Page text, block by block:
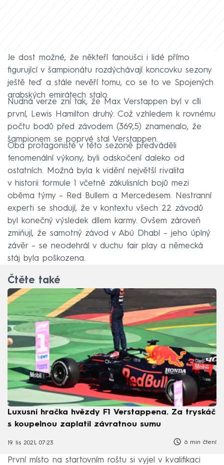
Je dost možné, že někteří fanoušci i lidé přímo
figurující v šampionátu rozdýchávají koncovku sezony
ještě teď a stále nevěří tomu, co se to ve Spojených
arabských emirátech stalo.
Nudná verze zní tak, že Max Verstappen byl v cíli
první, Lewis Hamilton druhý. Což vzhledem k rovnému
počtu bodů před závodem (369,5) znamenalo, že
šampionem se poprvé stal Verstappen.
Oba protagonisté v této sezoně předváděli
fenomenální výkony, byli odskočení daleko od
ostatních. Možná byla k vidění největší rivalita
v historii formule 1 včetně zákulisních bojů mezi
oběma týmy – Red Bullem a Mercedesem. Nestranní
experti se shodují, že v kontextu všech 22 závodů
byl konečný výsledek dílem karmy. Ovšem zároveň
zmiňují, že samotný závod v Abú Dhabí – jeho úplný
závěr – se neodehrál v duchu fair play a německá
stáj byla poškozena.
Čtěte také
Luxusní hračka hvězdy F1 Verstappena. Za tryskáč
s koupelnou zaplatil závratnou sumu
19. lis 2021, 07:23 6 min čtení
První místo na startovním roštu si vyjel v kvalifikaci